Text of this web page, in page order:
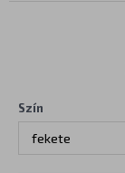
Szín
fekete